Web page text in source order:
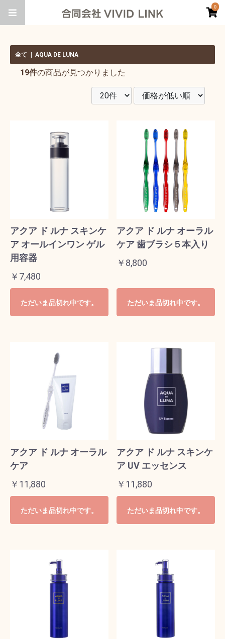
0
全て AQUA DE LUNA
19件の商品が見つかりました
アクア ド ルナ スキンケ
ア オールインワン ゲル
用容器
￥7,480
ただいま品切れ中です。
アクア ド ルナ オーラル
ケア 歯ブラシ５本入り
￥8,800
ただいま品切れ中です。
アクア ド ルナ オーラル
ケア
￥11,880
ただいま品切れ中です。
アクア ド ルナ スキンケ
ア UV エッセンス
￥11,880
ただいま品切れ中です。